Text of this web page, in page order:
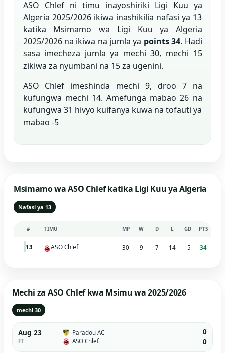
ASO Chlef ni timu inayoshiriki Ligi Kuu ya
Algeria 2025/2026 ikiwa inashikilia nafasi ya 13
katika Msimamo wa Ligi Kuu ya Algeria
2025/2026na ikiwa na jumla ya points 34. Hadi
sasa imecheza jumla ya mechi 30, mechi 15
zikiwa za nyumbani na 15 za ugenini.
ASO Chlef imeshinda mechi 9, droo 7 na
kufungwa mechi 14. Amefunga mabao 26 na
kufungwa 31 hivyo kuifanya kuwa na tofauti ya
mabao -5
Msimamo wa ASO Chlef katika Ligi Kuu ya Algeria
Nafasi ya 13
# TIMU MP W D L GD PTS
13 ASO Chlef 30 9 7 14 -5 34
Mechi za ASO Chlef kwa Msimu wa 2025/2026
mechi 30
Aug 23
FT
Paradou AC
ASO Chlef
0
0